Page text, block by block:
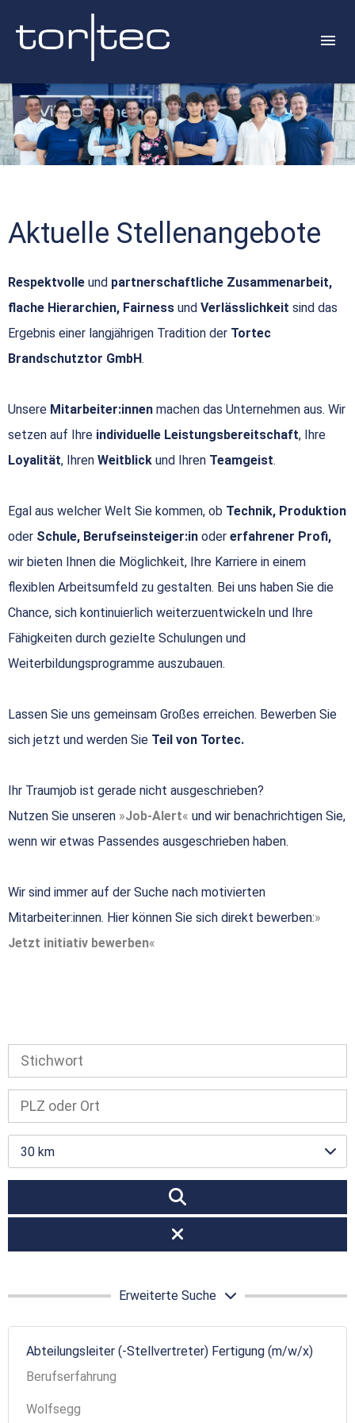
Aktuelle Stellenangebote
Respektvolle und partnerschaftliche Zusammenarbeit,
flache Hierarchien, Fairness und Verlässlichkeit sind das
Ergebnis einer langjährigen Tradition der Tortec
Brandschutztor GmbH.
Unsere Mitarbeiter:innen machen das Unternehmen aus. Wir
setzen auf Ihre individuelle Leistungsbereitschaft, Ihre
Loyalität, Ihren Weitblick und Ihren Teamgeist.
Egal aus welcher Welt Sie kommen, ob Technik, Produktion
oder Schule, Berufseinsteiger:in oder erfahrener Profi,
wir bieten Ihnen die Möglichkeit, Ihre Karriere in einem
flexiblen Arbeitsumfeld zu gestalten. Bei uns haben Sie die
Chance, sich kontinuierlich weiterzuentwickeln und Ihre
Fähigkeiten durch gezielte Schulungen und
Weiterbildungsprogramme auszubauen.
Lassen Sie uns gemeinsam Großes erreichen. Bewerben Sie
sich jetzt und werden Sie Teil von Tortec.
Ihr Traumjob ist gerade nicht ausgeschrieben?
Nutzen Sie unseren
Job-Alert
und wir benachrichtigen Sie,
wenn wir etwas Passendes ausgeschrieben haben.
Wir sind immer auf der Suche nach motivierten
Mitarbeiter:innen. Hier können Sie sich direkt bewerben:
Jetzt initiativ bewerben
30 km
Erweiterte Suche
Abteilungsleiter (-Stellvertreter) Fertigung (m/w/x)
Berufserfahrung
Wolfsegg